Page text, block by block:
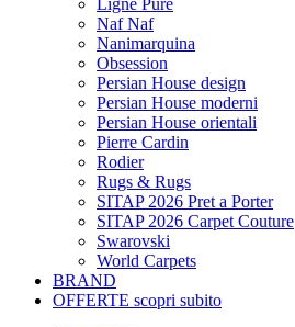
Ligne Pure
Naf Naf
Nanimarquina
Obsession
Persian House design
Persian House moderni
Persian House orientali
Pierre Cardin
Rodier
Rugs & Rugs
SITAP 2026 Pret a Porter
SITAP 2026 Carpet Couture
Swarovski
World Carpets
BRAND
OFFERTE scopri subito